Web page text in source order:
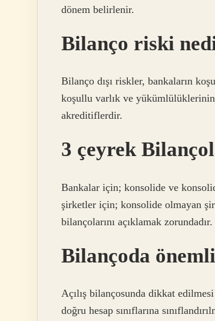
dönem belirlenir.
Bilanço riski
Bilanço dışı riskler, bankaların
koşullu varlık ve
akreditiflerdir.
3 çeyrek
Bankalar için; konsolide ve
şirketler için; konsolide olmayan
bilançolarını açıklamak zorundadır.
Bilançoda
Açılış bilançosunda dikkat
doğru hesap sınıflarına